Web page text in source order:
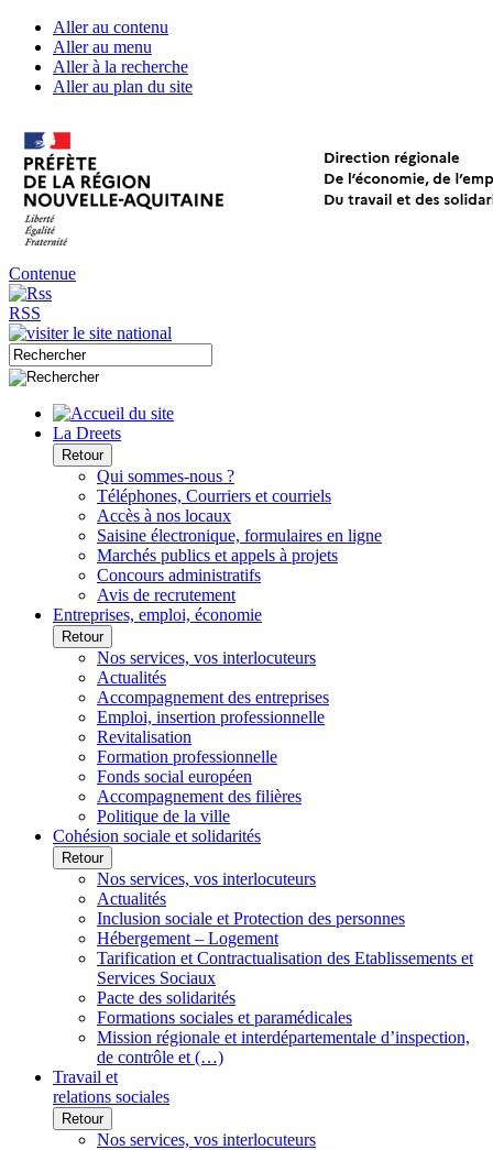
Aller au contenu
Aller au menu
Aller à la recherche
Aller au plan du site
Contenue
RSS
La Dreets
Retour
Qui sommes-nous ?
Téléphones, Courriers et courriels
Accès à nos locaux
Saisine électronique, formulaires en ligne
Marchés publics et appels à projets
Concours administratifs
Avis de recrutement
Entreprises, emploi, économie
Retour
Nos services, vos interlocuteurs
Actualités
Accompagnement des entreprises
Emploi, insertion professionnelle
Revitalisation
Formation professionnelle
Fonds social européen
Accompagnement des filières
Politique de la ville
Cohésion sociale et solidarités
Retour
Nos services, vos interlocuteurs
Actualités
Inclusion sociale et Protection des personnes
Hébergement – Logement
Tarification et Contractualisation des Etablissements et
Services Sociaux
Pacte des solidarités
Formations sociales et paramédicales
Mission régionale et interdépartementale d’inspection,
de contrôle et (…)
Travail et
relations sociales
Retour
Nos services, vos interlocuteurs